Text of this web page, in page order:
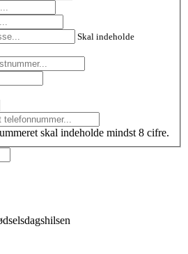
Skal indeholde
skal indeholde mindst 8 cifre.